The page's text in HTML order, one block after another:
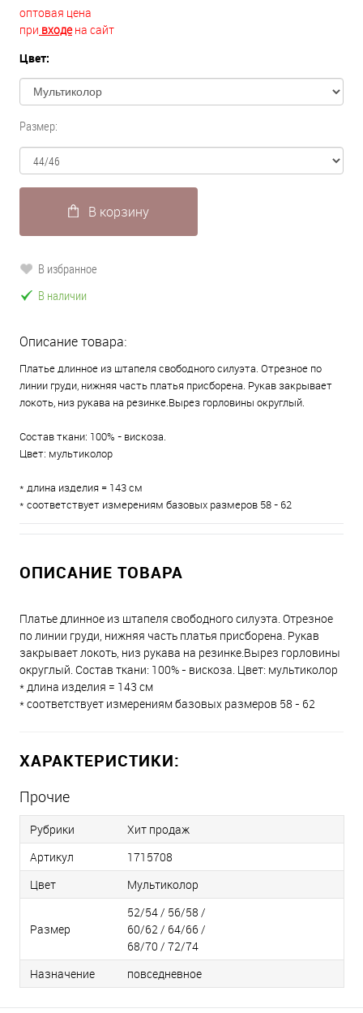
оптовая цена
при входена сайт
Цвет:
Размер:
В корзину
В избранное
В наличии
Описание товара:
Платье длинное из штапеля свободного силуэта. Отрезное по
линии груди, нижняя часть платья присборена. Рукав закрывает
локоть, низ рукава на резинке.Вырез горловины округлый.
Состав ткани: 100% - вискоза.
Цвет: мультиколор
* длина изделия = 143 см
* соответствует измерениям базовых размеров 58 - 62
ОПИСАНИЕ ТОВАРА
Платье длинное из штапеля свободного силуэта. Отрезное
по линии груди, нижняя часть платья присборена. Рукав
закрывает локоть, низ рукава на резинке.Вырез горловины
округлый. Состав ткани: 100% - вискоза. Цвет: мультиколор
* длина изделия = 143 см
* соответствует измерениям базовых размеров 58 - 62
ХАРАКТЕРИСТИКИ:
Прочие
Рубрики
Хит продаж
Артикул
1715708
Цвет
Мультиколор
Размер
52/54 / 56/58 /
60/62 / 64/66 /
68/70 / 72/74
Назначение
повседневное